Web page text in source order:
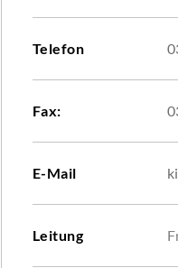
Telefon
Fax:
E-Mail
Leitung